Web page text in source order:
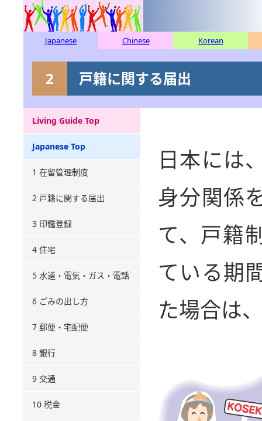
Japanese Chinese Korean
2 戸籍に関する届出
Living Guide Top
Japanese Top
1 在留管理制度
2 戸籍に関する届出
3 印鑑登録
4 住宅
5 水道・電気・ガス・電話
6 ごみの出し方
7 郵便・宅配便
8 銀行
9 交通
10 税金
日本には
身分関係
て、戸籍
ている期
た場合は